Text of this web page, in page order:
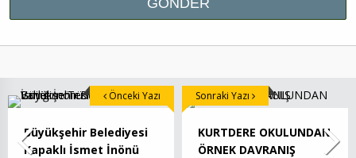
Büyükşehir Belediyesi
Kapaklı İsmet İnönü
Önceki Yazı
KURTDERE OKULUNDAN
ÖRNEK DAVRANIŞ
Sonraki Yazı